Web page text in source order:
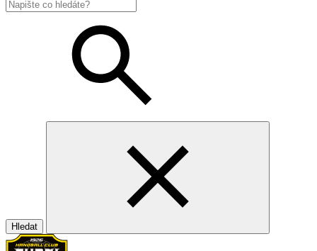
Hledat